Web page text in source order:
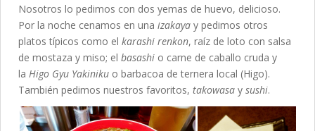
Nosotros lo pedimos con dos yemas de huevo, delicioso.
Por la noche cenamos en una izakaya y pedimos otros
platos típicos como el karashi renkon, raíz de loto con salsa
de mostaza y miso; el basashi o carne de caballo cruda y
la Higo Gyu Yakiniku o barbacoa de ternera local (Higo).
También pedimos nuestros favoritos, takowasa y sushi.